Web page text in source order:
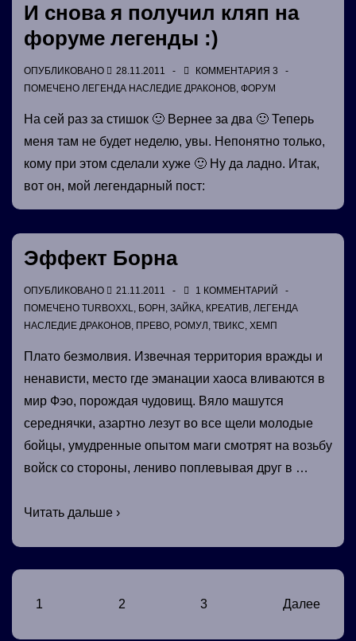
И снова я получил кляп на
форуме легенды :)
ОПУБЛИКОВАНО 28.11.2011
КОММЕНТАРИЯ 3
ПОМЕЧЕНО ЛЕГЕНДА НАСЛЕДИЕ ДРАКОНОВ, ФОРУМ
На сей раз за стишок 🙂 Вернее за два 🙂 Теперь
меня там не будет неделю, увы. Непонятно только,
кому при этом сделали хуже 🙂 Ну да ладно. Итак,
вот он, мой легендарный пост:
Эффект Борна
ОПУБЛИКОВАНО 21.11.2011
1 КОММЕНТАРИЙ
ПОМЕЧЕНО TURBOXXL, БОРН , ЗАЙКА, КРЕАТИВ, ЛЕГЕНДА
НАСЛЕДИЕ ДРАКОНОВ, ПРЕВО, РОМУЛ , ТВИКС, ХЕМП
Плато безмолвия. Извечная территория вражды и
ненависти, место где эманации хаоса вливаются в
мир Фэо, порождая чудовищ. Вяло машутся
середнячки, азартно лезут во все щели молодые
бойцы, умудренные опытом маги смотрят на возьбу
войск со стороны, лениво поплевывая друг в …
Эффект
Читать дальше ›
Навигация
1 2 3 Далее